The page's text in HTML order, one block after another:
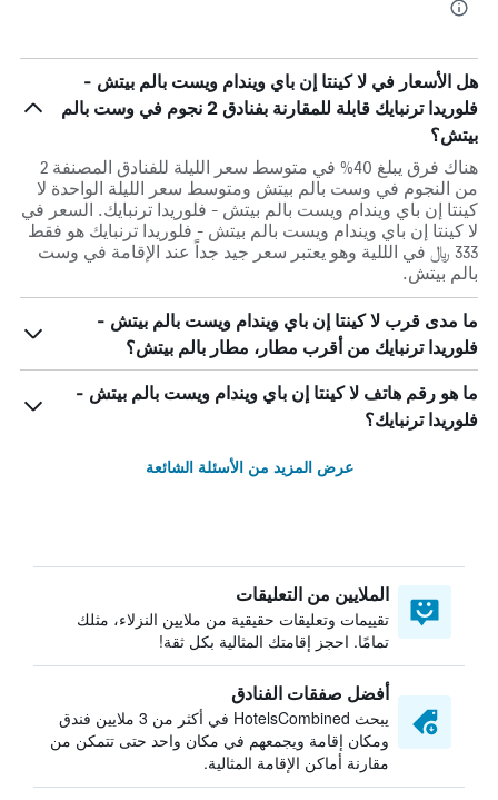
هل الأسعار في لا كينتا إن باي ويندام ويست بالم بيتش -
فلوريدا ترنبايك قابلة للمقارنة بفنادق 2 نجوم في وست بالم
بيتش؟
هناك فرق يبلغ 40% في متوسط ​​سعر الليلة للفنادق المصنفة 2
من النجوم في وست بالم بيتش ومتوسط ​​سعر الليلة الواحدة لا
كينتا إن باي ويندام ويست بالم بيتش - فلوريدا ترنبايك. السعر في
لا كينتا إن باي ويندام ويست بالم بيتش - فلوريدا ترنبايك هو فقط
333 ﷼ في الللية وهو يعتبر سعر جيد جداً عند الإقامة في وست
بالم بيتش.
ما مدى قرب لا كينتا إن باي ويندام ويست بالم بيتش -
فلوريدا ترنبايك من أقرب مطار، مطار بالم بيتش؟
ما هو رقم هاتف لا كينتا إن باي ويندام ويست بالم بيتش -
فلوريدا ترنبايك؟
عرض المزيد من الأسئلة الشائعة
الملايين من التعليقات
تقييمات وتعليقات حقيقية من ملايين النزلاء، مثلك
تمامًا. احجز إقامتك المثالية بكل ثقة!
أفضل صفقات الفنادق
يبحث HotelsCombined في أكثر من 3 ملايين فندق
ومكان إقامة ويجمعهم في مكان واحد حتى تتمكن من
مقارنة أماكن الإقامة المثالية.